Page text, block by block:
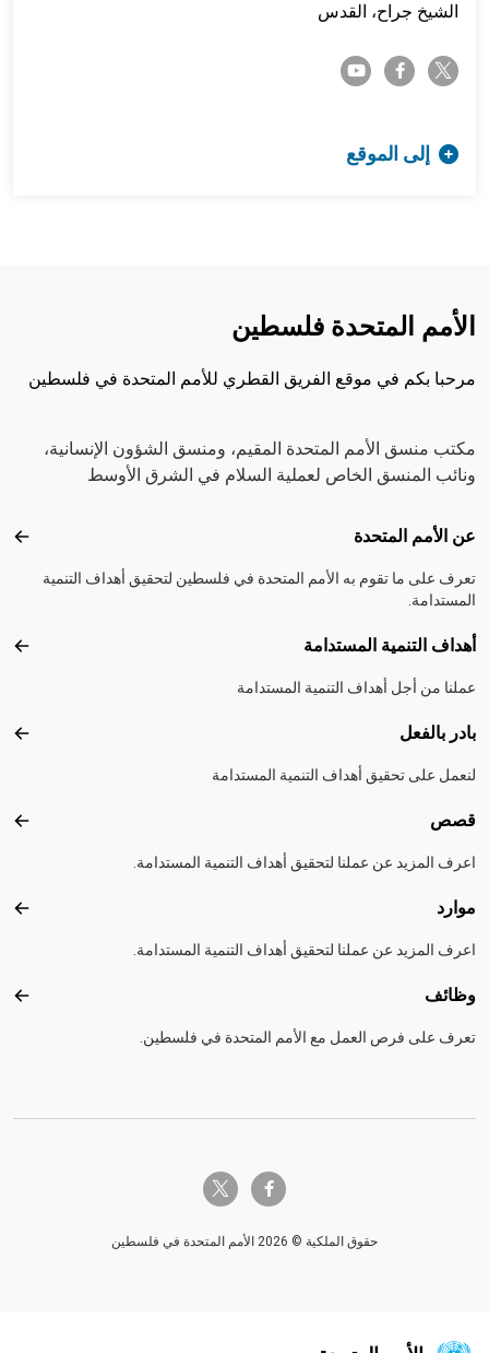
الشيخ جراح، القدس
twitter-x
facebook-f
youtube
إلى الموقع
الأمم المتحدة فلسطين
مرحبا بكم في موقع الفريق القطري للأمم المتحدة في فلسطين
مكتب منسق الأمم المتحدة المقيم، ومنسق الشؤون الإنسانية،
ونائب المنسق الخاص لعملية السلام في الشرق الأوسط
Footer menu
عن الأمم المتحدة عن
تعرف على ما تقوم به الأمم المتحدة في فلسطين لتحقيق أهداف التنمية
المستدامة.
أهداف التنمية المستدامة
عملنا من أجل أهداف التنمية المستدامة
بادر بالفعل
لنعمل على تحقيق أهداف التنمية المستدامة
قصص
اعرف المزيد عن عملنا لتحقيق أهداف التنمية المستدامة.
موارد
اعرف المزيد عن عملنا لتحقيق أهداف التنمية المستدامة.
وظائف
تعرف على فرص العمل مع الأمم المتحدة في فلسطين.
facebook-f
twitter-x
حقوق الملكية © 2026 الأمم المتحدة في فلسطين